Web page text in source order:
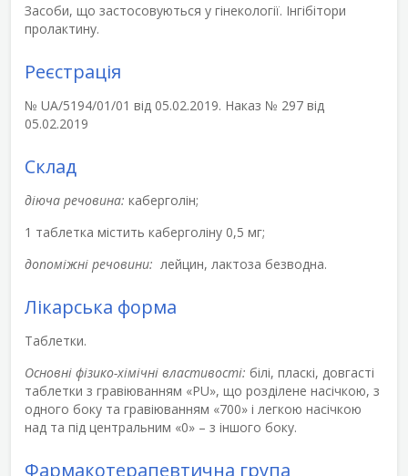
Засоби, що застосовуються у гінекології. Інгібітори
пролактину.
Реєстрація
№ UA/5194/01/01 від 05.02.2019. Наказ № 297 від
05.02.2019
Склад
діюча речовина: каберголін;
1 таблетка містить каберголіну 0,5 мг;
допоміжні речовини: лейцин, лактоза безводна.
Лікарська форма
Таблетки.
Основні фізико-хімічні властивості: білі, пласкі, довгасті
таблетки з гравіюванням «PU», що розділене насічкою, з
одного боку та гравіюванням «700» і легкою насічкою
над та під центральним «0» – з іншого боку.
Фармакотерапевтична група